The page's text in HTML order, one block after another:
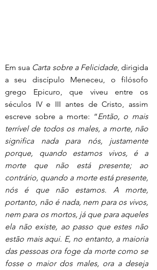
Em sua Carta sobre a Felicidade, dirigida
a seu discípulo Meneceu, o filósofo
grego Epicuro, que viveu entre os
séculos IV e III antes de Cristo, assim
escreve sobre a morte: “Então, o mais
terrível de todos os males, a morte, não
significa nada para nós, justamente
porque, quando estamos vivos, é a
morte que não está presente; ao
contrário, quando a morte está presente,
nós é que não estamos. A morte,
portanto, não é nada, nem para os vivos,
nem para os mortos, já que para aqueles
ela não existe, ao passo que estes não
estão mais aqui. E, no entanto, a maioria
das pessoas ora foge da morte como se
fosse o maior dos males, ora a deseja